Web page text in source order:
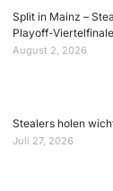
Split in Mainz –
Playoff-Viertelfinale
August 2, 2026
Stealers holen
Juli 27, 2026